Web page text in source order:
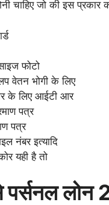
चाहिए जो की इस प्रकार का
फोटो
वेतन भोगी के लिए
के लिए आईटी आर
पत्र
पत्र
नंबर इत्यादि
यही है तो
पर्सनल लोन